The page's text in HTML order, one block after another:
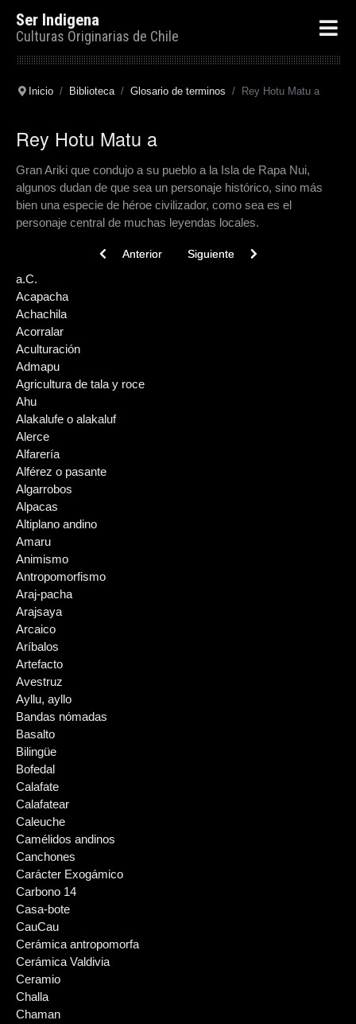
Ser Indigena
Culturas Originarias de Chile
Inicio Biblioteca Glosario de terminos Rey Hotu Matu a
Rey Hotu Matu a
Gran Ariki que condujo a su pueblo a la Isla de Rapa Nui,
algunos dudan de que sea un personaje histórico, sino más
bien una especie de héroe civilizador, como sea es el
personaje central de muchas leyendas locales.
Previous article: Rey Inka
Anterior Next article: Restos arqueológicos
Siguiente
a.C.
Acapacha
Achachila
Acorralar
Aculturación
Admapu
Agricultura de tala y roce
Ahu
Alakalufe o alakaluf
Alerce
Alfarería
Alférez o pasante
Algarrobos
Alpacas
Altiplano andino
Amaru
Animismo
Antropomorfismo
Araj-pacha
Arajsaya
Arcaico
Aríbalos
Artefacto
Avestruz
Ayllu, ayllo
Bandas nómadas
Basalto
Bilingüe
Bofedal
Calafate
Calafatear
Caleuche
Camélidos andinos
Canchones
Carácter Exogámico
Carbono 14
Casa-bote
CauCau
Cerámica antropomorfa
Cerámica Valdivia
Ceramio
Challa
Chaman